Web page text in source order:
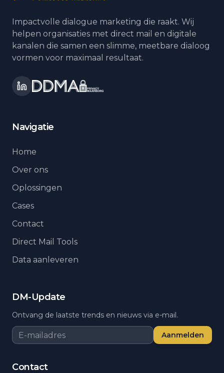
Impactvolle dialogue marketing die raakt. Wij
helpen organisaties met direct mail en digitale
kanalen die samen een slimme, meetbare dialoog
vormen voor maximaal resultaat.
Navigatie
Home
Over ons
Oplossingen
Cases
Contact
Direct Mail Tools
Data aanleveren
DM-Update
Ontvang de laatste trends en nieuws via e-mail.
Aanmelden
Contact